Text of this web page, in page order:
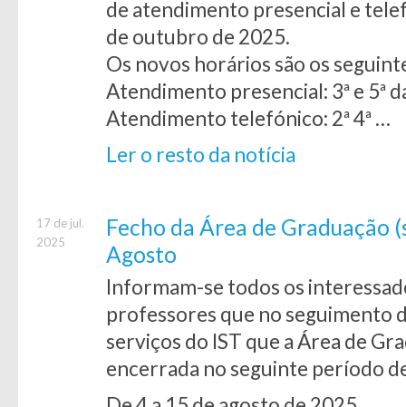
de atendimento presencial e
de outubro de 2025.
Os novos horários são os
Atendimento presencial: 3ª e 5ª
Atendimento telefónico: 2ª 4ª …
Ler o resto da notícia
17 de jul.
2025
Fecho da Área de Graduação
Agosto
Informam-se todos os
professores que no seguimento
serviços do IST que a Área de
encerrada no seguinte período